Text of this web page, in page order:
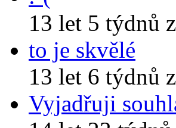
13 let 5 týdnů
to je skvělé
13 let 6 týdnů
Vyjadřuji